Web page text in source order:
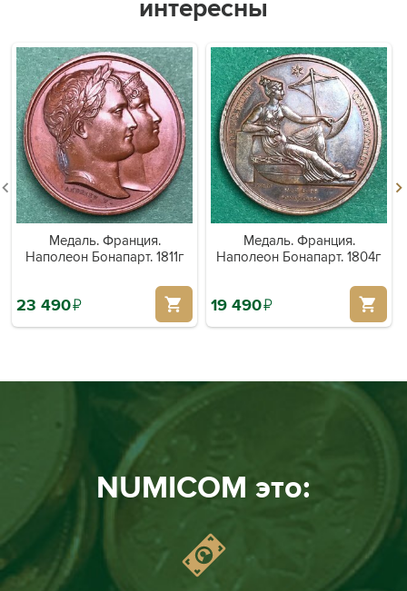
интересны
Медаль. Франция.
Наполеон Бонапарт. 1811г
23 490й
Медаль. Франция.
Наполеон Бонапарт. 1804г
19 490й
NUMICOM это: